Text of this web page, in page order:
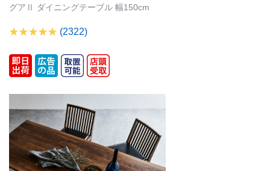
グアⅡ ダイニングテーブル 幅150cm
(2322)